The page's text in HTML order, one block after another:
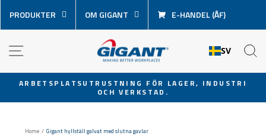
över
innehåll
PRODUKTER OM GIGANT E-HANDEL (ÅF)
SV
Pausa
ARBETSPLATSUTRUSTNING FÖR LAGER, INDUSTRI
OCH VERKSTAD.
Home / Gigant hyllställ galvat med slutna gavlar